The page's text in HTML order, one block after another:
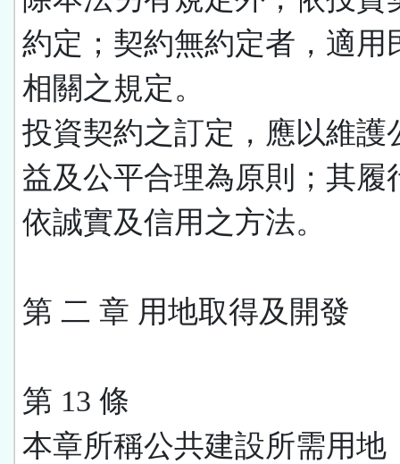
約定；契約無約定者，適用
相關之規定。
投資契約之訂定，應以維護
益及公平合理為原則；其履
依誠實及信用之方法。
第 二 章 用地取得及開發
第 13 條
本章所稱公共建設所需用地